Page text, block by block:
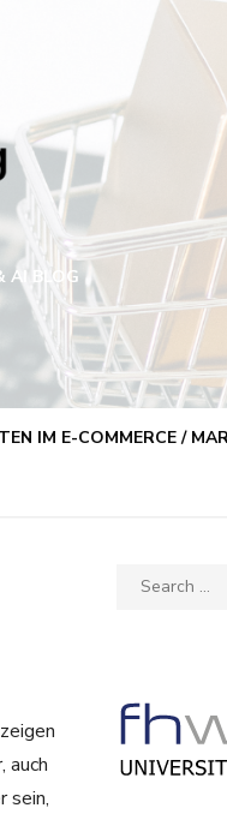
AI BLOG
IM E-COMMERCE /
auch
sein,
Search